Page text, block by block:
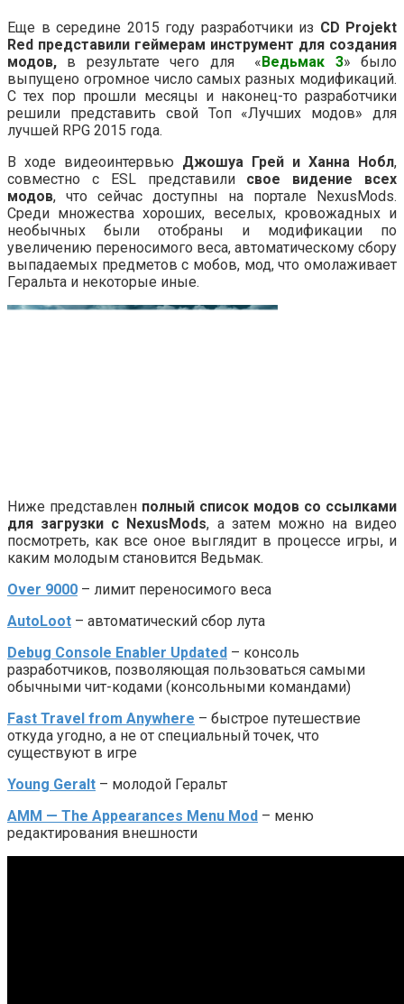
Еще в середине 2015 году разработчики из CD Projekt
Red представили геймерам инструмент для создания
модов, в результате чего для «Ведьмак 3» было
выпущено огромное число самых разных модификаций.
С тех пор прошли месяцы и наконец-то разработчики
решили представить свой Топ «Лучших модов» для
лучшей RPG 2015 года.
В ходе видеоинтервью Джошуа Грей и Ханна Нобл,
совместно с ESL представили свое видение всех
модов, что сейчас доступны на портале NexusMods.
Среди множества хороших, веселых, кровожадных и
необычных были отобраны и модификации по
увеличению переносимого веса, автоматическому сбору
выпадаемых предметов с мобов, мод, что омолаживает
Геральта и некоторые иные.
Ниже представлен полный список модов со ссылками
для загрузки с NexusMods, а затем можно на видео
посмотреть, как все оное выглядит в процессе игры, и
каким молодым становится Ведьмак.
Over 9000 – лимит переносимого веса
AutoLoot – автоматический сбор лута
Debug Console Enabler Updated – консоль
разработчиков, позволяющая пользоваться самыми
обычными чит-кодами (консольными командами)
Fast Travel from Anywhere – быстрое путешествие
откуда угодно, а не от специальный точек, что
существуют в игре
Young Geralt – молодой Геральт
AMM — The Appearances Menu Mod – меню
редактирования внешности